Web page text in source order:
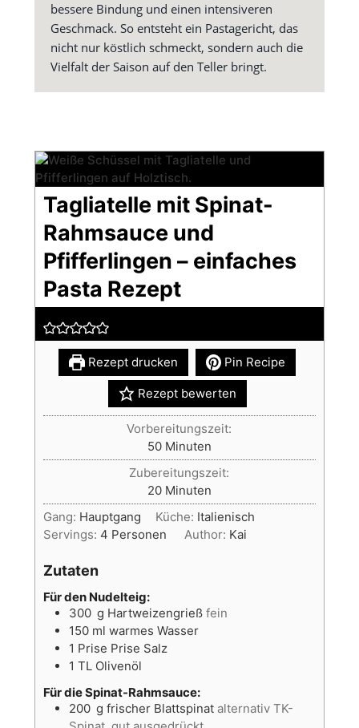
bessere Bindung und einen intensiveren
Geschmack. So entsteht ein Pastagericht, das
nicht nur köstlich schmeckt, sondern auch die
Vielfalt der Saison auf den Teller bringt.
Tagliatelle mit Spinat-
Rahmsauce und
Pfifferlingen – einfaches
Pasta Rezept
Rezept drucken Pin Recipe
Rezept bewerten
Vorbereitungszeit:
50Minuten
Minuten
Zubereitungszeit:
20Minuten
Minuten
Gang: Hauptgang Küche: Italienisch
Servings: 4 Personen Author: Kai
Zutaten
Für den Nudelteig:
300 g Hartweizengrieß fein
150 ml warmes Wasser
1 Prise Prise Salz
1 TL Olivenöl
Für die Spinat-Rahmsauce:
200 g frischer Blattspinat alternativ TK-